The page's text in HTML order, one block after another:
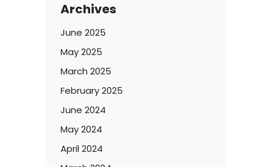
Archives
June 2025
May 2025
March 2025
February 2025
June 2024
May 2024
April 2024